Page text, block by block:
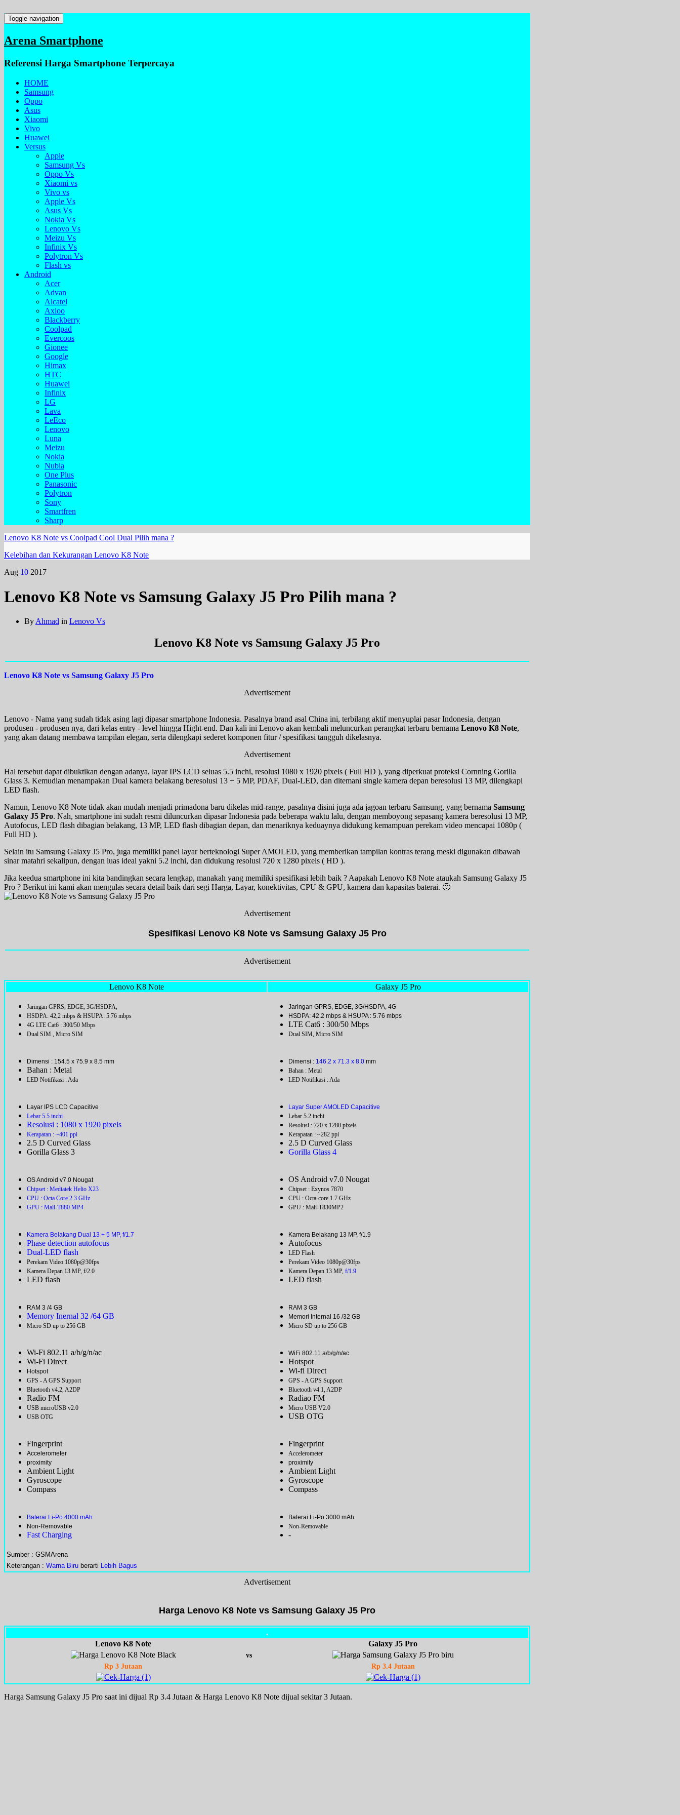
Toggle navigation
Arena Smartphone
Referensi Harga Smartphone Terpercaya
HOME
Samsung
Oppo
Asus
Xiaomi
Vivo
Huawei
Versus
Apple
Samsung Vs
Oppo Vs
Xiaomi vs
Vivo vs
Apple Vs
Asus Vs
Nokia Vs
Lenovo Vs
Meizu Vs
Infinix Vs
Polytron Vs
Flash vs
Android
Acer
Advan
Alcatel
Axioo
Blackberry
Coolpad
Evercoos
Gionee
Google
Himax
HTC
Huawei
Infinix
LG
Lava
LeEco
Lenovo
Luna
Meizu
Nokia
Nubia
One Plus
Panasonic
Polytron
Sony
Smartfren
Sharp
Lenovo K8 Note vs Coolpad Cool Dual Pilih mana ?
Kelebihan dan Kekurangan Lenovo K8 Note
Aug 10 2017
Lenovo K8 Note vs Samsung Galaxy J5 Pro Pilih mana ?
ByAhmad in Lenovo Vs
Lenovo K8 Note vs Samsung Galaxy J5 Pro
Lenovo K8 Note vs Samsung Galaxy J5 Pro
Advertisement
Lenovo - Nama yang sudah tidak asing lagi dipasar smartphone Indonesia. Pasalnya brand asal China ini, terbilang aktif menyuplai pasar Indonesia, dengan
produsen - produsen nya, dari kelas entry - level hingga Hight-end. Dan kali ini Lenovo akan kembali meluncurkan perangkat terbaru bernama Lenovo K8 Note,
yang akan datang membawa tampilan elegan, serta dilengkapi sederet komponen fitur / spesifikasi tangguh dikelasnya.
Advertisement
Hal tersebut dapat dibuktikan dengan adanya, layar IPS LCD seluas 5.5 inchi, resolusi 1080 x 1920 pixels ( Full HD ), yang diperkuat proteksi Cornning Gorilla
Glass 3. Kemudian menampakan Dual kamera belakang beresolusi 13 + 5 MP, PDAF, Dual-LED, dan ditemani single kamera depan beresolusi 13 MP, dilengkapi
LED flash.
Namun, Lenovo K8 Note tidak akan mudah menjadi primadona baru dikelas mid-range, pasalnya disini juga ada jagoan terbaru Samsung, yang bernama Samsung
Galaxy J5 Pro. Nah, smartphone ini sudah resmi diluncurkan dipasar Indonesia pada beberapa waktu lalu, dengan memboyong sepasang kamera beresolusi 13 MP,
Autofocus, LED flash dibagian belakang, 13 MP, LED flash dibagian depan, dan menariknya keduaynya didukung kemampuan perekam video mencapai 1080p (
Full HD ).
Selain itu Samsung Galaxy J5 Pro, juga memiliki panel layar berteknologi Super AMOLED, yang memberikan tampilan kontras terang meski digunakan dibawah
sinar matahri sekalipun, dengan luas ideal yakni 5.2 inchi, dan didukung resolusi 720 x 1280 pixels ( HD ).
Jika keedua smartphone ini kita bandingkan secara lengkap, manakah yang memiliki spesifikasi lebih baik ? Aapakah Lenovo K8 Note ataukah Samsung Galaxy J5
Pro ? Berikut ini kami akan mengulas secara detail baik dari segi Harga, Layar, konektivitas, CPU & GPU, kamera dan kapasitas baterai. 🙂
Advertisement
Spesifikasi Lenovo K8 Note vs Samsung Galaxy J5 Pro
Advertisement
Lenovo K8 Note Galaxy J5 Pro
Jaringan GPRS, EDGE, 3G/HSDPA,
HSDPA: 42,2 mbps & HSUPA: 5.76 mbps
4G LTE Cat6 : 300/50 Mbps
Dual SIM , Micro SIM
Jaringan GPRS, EDGE, 3G/HSDPA, 4G
HSDPA: 42.2 mbps & HSUPA : 5.76 mbps
LTE Cat6 : 300/50 Mbps
Dual SIM, Micro SIM
Dimensi : 154.5 x 75.9 x 8.5 mm
Bahan : Metal
LED Notifikasi : Ada
Dimensi : 146.2 x 71.3 x 8.0 mm
Bahan : Metal
LED Notifikasi : Ada
Layar IPS LCD Capacitive
Lebar 5.5 inchi
Resolusi : 1080 x 1920 pixels
Kerapatan : ~401 ppi
2.5 D Curved Glass
Gorilla Glass 3
Layar Super AMOLED Capacitive
Lebar 5.2 inchi
Resolusi : 720 x 1280 pixels
Kerapatan : ~282 ppi
2.5 D Curved Glass
Gorilla Glass 4
OS Android v7.0 Nougat
Chipset : Mediatek Helio X23
CPU : Octa Core 2.3 GHz
GPU : Mali-T880 MP4
OS Android v7.0 Nougat
Chipset : Exynos 7870
CPU : Octa-core 1.7 GHz
GPU : Mali-T830MP2
Kamera Belakang Dual 13 + 5 MP, f/1.7
Phase detection autofocus
Dual-LED flash
Perekam Video 1080p@30fps
Kamera Depan 13 MP, f/2.0
LED flash
Kamera Belakang 13 MP, f/1.9
Autofocus
LED Flash
Perekam Video 1080p@30fps
Kamera Depan 13 MP, f/1.9
LED flash
RAM 3 /4 GB
Memory Inernal 32 /64 GB
Micro SD up to 256 GB
RAM 3 GB
Memori Internal 16 /32 GB
Micro SD up to 256 GB
Wi-Fi 802.11 a/b/g/n/ac
Wi-Fi Direct
Hotspot
GPS - A GPS Support
Bluetooth v4.2, A2DP
Radio FM
USB microUSB v2.0
USB OTG
WiFi 802.11 a/b/g/n/ac
Hotspot
Wi-fi Direct
GPS - A GPS Support
Bluetooth v4.1, A2DP
Radiao FM
Micro USB V2.0
USB OTG
Fingerprint
Accelerometer
proximity
Ambient Light
Gyroscope
Compass
Fingerprint
Accelerometer
proximity
Ambient Light
Gyroscope
Compass
Baterai Li-Po 4000 mAh
Non-Removable
Fast Charging
Baterai Li-Po 3000 mAh
Non-Removable
-
Sumber : GSMArena
Keterangan : Warna Biru berarti Lebih Bagus
Advertisement
Harga Lenovo K8 Note vs Samsung Galaxy J5 Pro
.
Lenovo K8 Note
Galaxy J5 Pro
vs
Rp 3 Jutaan
Rp 3.4 Jutaan
Harga Samsung Galaxy J5 Pro saat ini dijual Rp 3.4 Jutaan & Harga Lenovo K8 Note dijual sekitar 3 Jutaan.